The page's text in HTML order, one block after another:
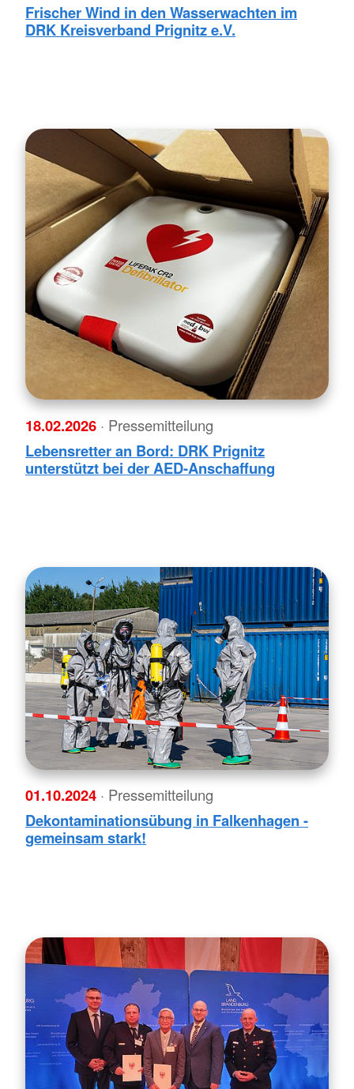
Frischer Wind in den Wasserwachten im
DRK Kreisverband Prignitz e.V.
18.02.2026 · Pressemitteilung
Lebensretter an Bord: DRK Prignitz
unterstützt bei der AED-Anschaffung
01.10.2024 · Pressemitteilung
Dekontaminationsübung in Falkenhagen -
gemeinsam stark!